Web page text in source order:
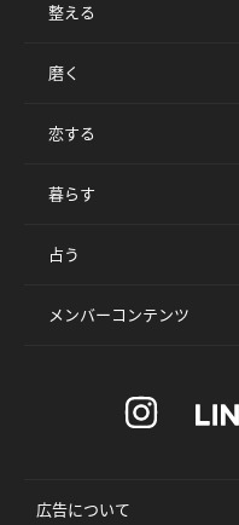
整える
磨く
恋する
暮らす
占う
メンバーコンテンツ
広告について